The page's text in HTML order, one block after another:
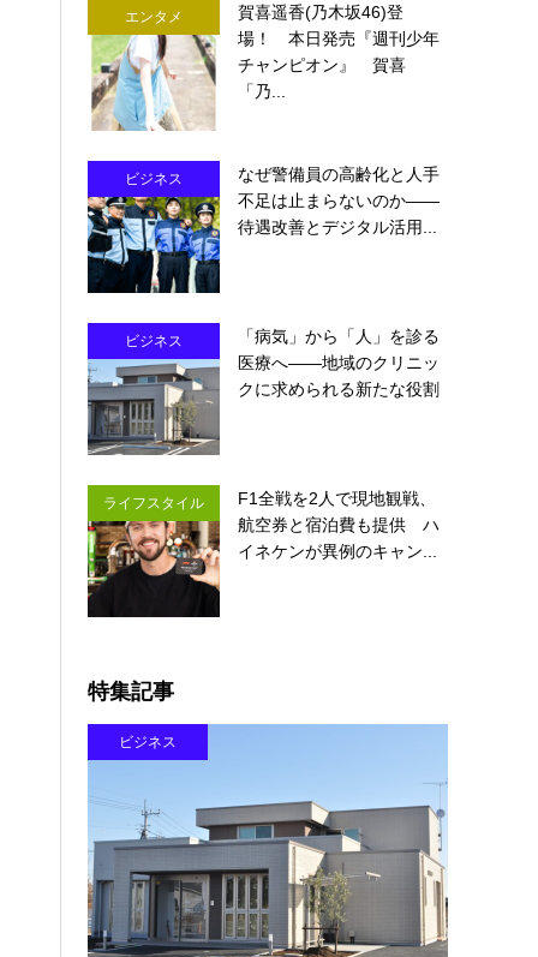
エンタメ
賀喜遥香(乃木坂46)登
場！ 本日発売『週刊少年
チャンピオン』 賀喜
「乃...
ビジネス
なぜ警備員の高齢化と人手
不足は止まらないのか――
待遇改善とデジタル活用...
ビジネス
「病気」から「人」を診る
医療へ――地域のクリニッ
クに求められる新たな役割
ライフスタイル
F1全戦を2人で現地観戦、
航空券と宿泊費も提供 ハ
イネケンが異例のキャン...
特集記事
ビジネス